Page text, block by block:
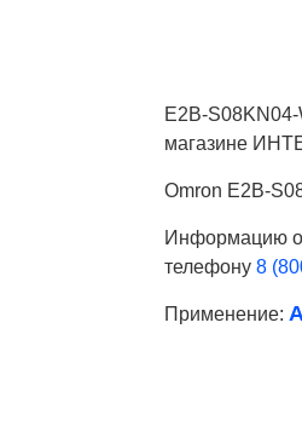
E2B-
магазине
Omron E2B-
Информацию о
телефону 8
Применение: